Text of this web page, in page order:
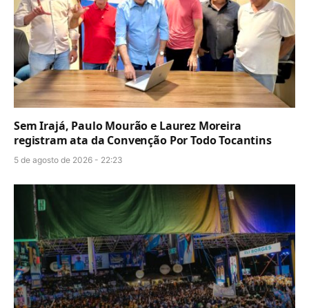
Sem Irajá, Paulo Mourão e Laurez Moreira
registram ata da Convenção Por Todo Tocantins
5 de agosto de 2026 - 22:23